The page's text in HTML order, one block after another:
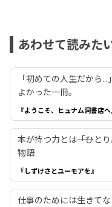
あわせて読みた
「初めての人生だから
よかった一冊。
『ようこそ、ヒュナム洞書店へ
本が持つ力とは――「ひと
物語
『しずけさとユーモアを』
仕事のためには生きて